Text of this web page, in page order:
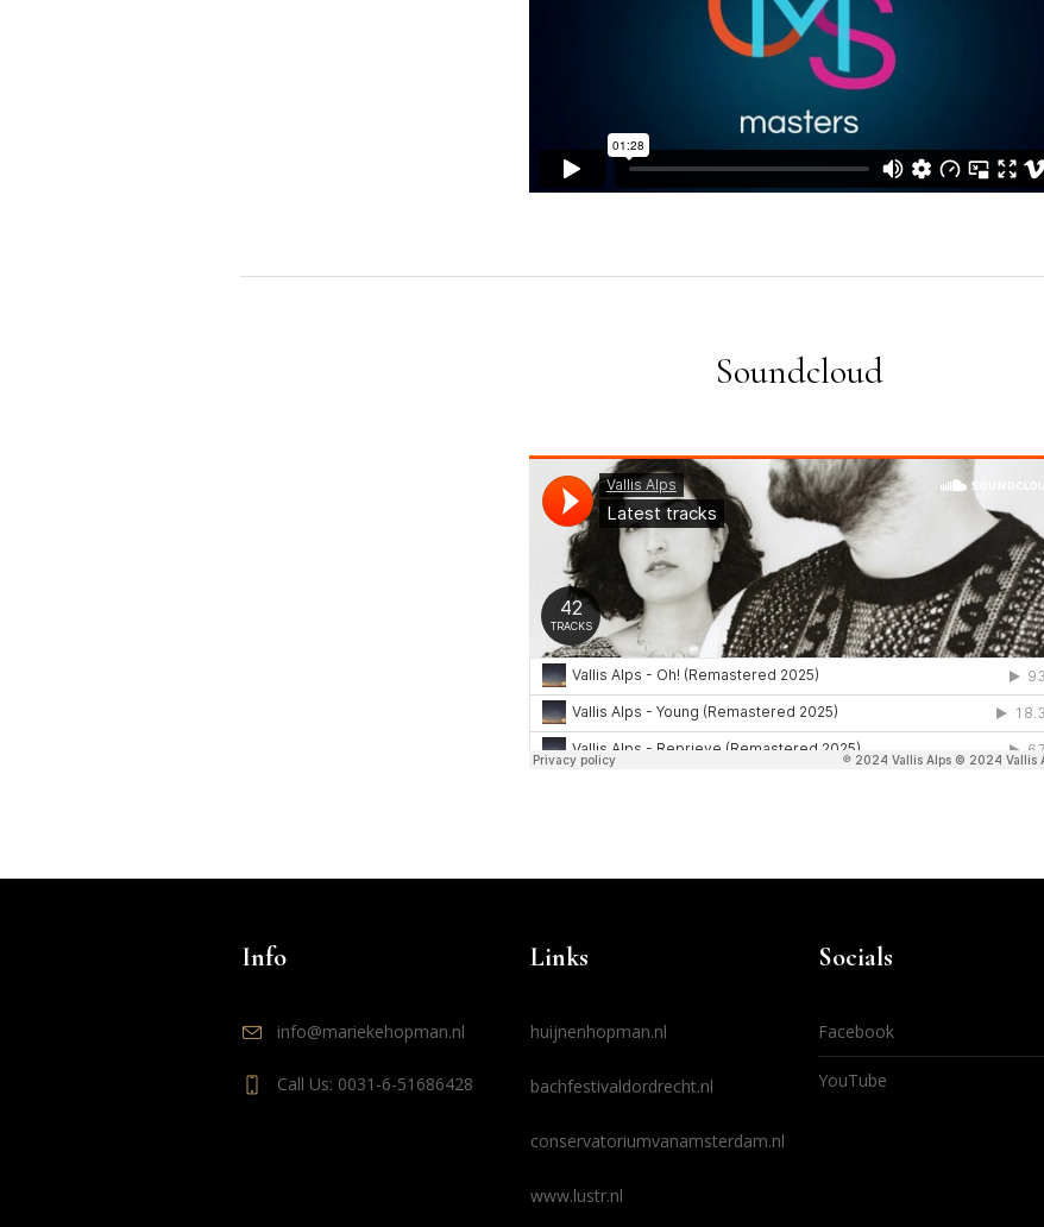
Soundcloud
Info
info@mariekehopman.nl
Call Us: 0031-6-51686428
Links
huijnenhopman.nl
bachfestivaldordrecht.nl
conservatoriumvanamsterdam.nl
www.lustr.nl
Socials
Facebook
YouTube